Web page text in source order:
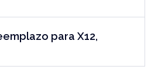
para X12,